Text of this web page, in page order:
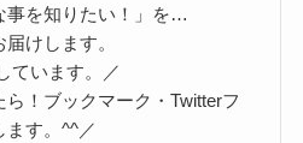
事を知りたい！」を…
けします。
ています。／
！ブックマーク・Twitterフ
ます。^^／